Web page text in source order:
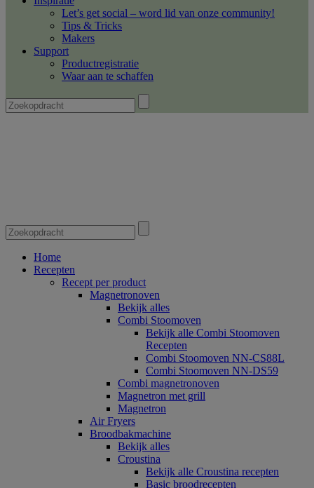
Let’s get social – word lid van onze community!
Tips & Tricks
Makers
Support
Productregistratie
Waar aan te schaffen
Home
Recepten
Recept per product
Magnetronoven
Bekijk alles
Combi Stoomoven
Bekijk alle Combi Stoomoven
Recepten
Combi Stoomoven NN-CS88L
Combi Stoomoven NN-DS59
Combi magnetronoven
Magnetron met grill
Magnetron
Air Fryers
Broodbakmachine
Bekijk alles
Croustina
Bekijk alle Croustina recepten
Basic broodrecepten